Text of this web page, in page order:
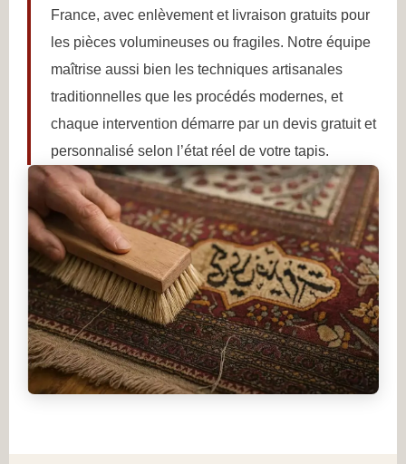
France, avec enlèvement et livraison gratuits pour
les pièces volumineuses ou fragiles. Notre équipe
maîtrise aussi bien les techniques artisanales
traditionnelles que les procédés modernes, et
chaque intervention démarre par un devis gratuit et
personnalisé selon l’état réel de votre tapis.